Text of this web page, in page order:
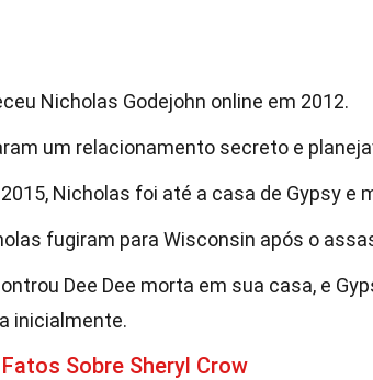
Nicholas Godejohn online em 2012.
um relacionamento secreto e
Nicholas foi até a casa de Gypsy e
fugiram para Wisconsin após o
Dee Dee morta em sua casa, e
inicialmente.
Sobre Sheryl Crow